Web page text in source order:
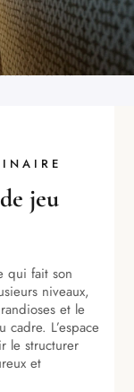
d’intérieurs
votre architecte
d’intérieur à
jeu
qui fait son
niveaux,
et le
L’espace
le structurer
et